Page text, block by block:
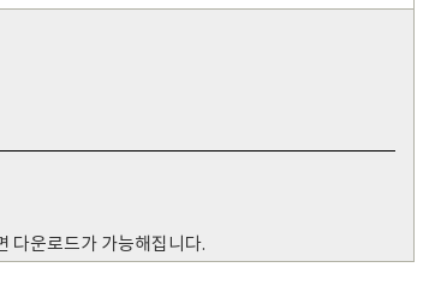
다운로드가 가능해집니다.